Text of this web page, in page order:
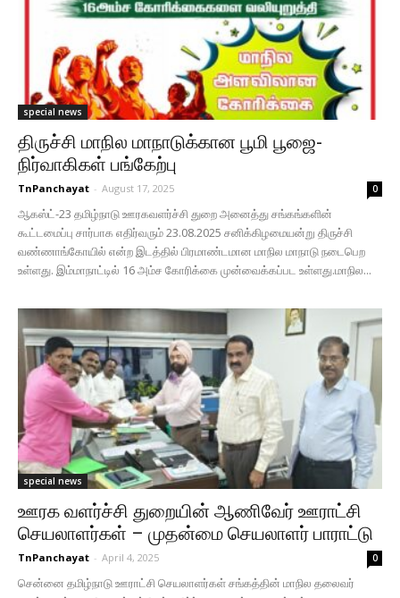
special news
திருச்சி மாநில மாநாடுக்கான பூமி பூஜை-
நிர்வாகிகள் பங்கேற்பு
TnPanchayat - August 17, 2025 0
ஆகஸ்ட்-23 தமிழ்நாடு ஊரகவளர்ச்சி துறை அனைத்து சங்கங்களின்
கூட்டமைப்பு சார்பாக எதிர்வரும் 23.08.2025 சனிக்கிழமையன்று திருச்சி
வண்ணாங்கோயில் என்ற இடத்தில் பிரமாண்டமான மாநில மாநாடு நடைபெற
உள்ளது. இம்மாநாட்டில் 16 அம்ச கோரிக்கை முன்வைக்கப்பட உள்ளது.மாநில...
special news
ஊரக வளர்ச்சி துறையின் ஆணிவேர் ஊராட்சி
செயலாளர்கள் – முதன்மை செயலாளர் பாராட்டு
TnPanchayat - April 4, 2025 0
சென்னை தமிழ்நாடு ஊராட்சி செயலாளர்கள் சங்கத்தின் மாநில தலைவர்